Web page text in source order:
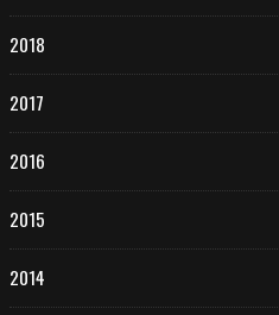
2018
2017
2016
2015
2014